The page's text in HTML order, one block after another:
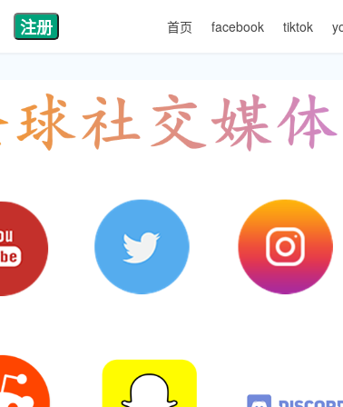
注册 首页 facebook tiktok